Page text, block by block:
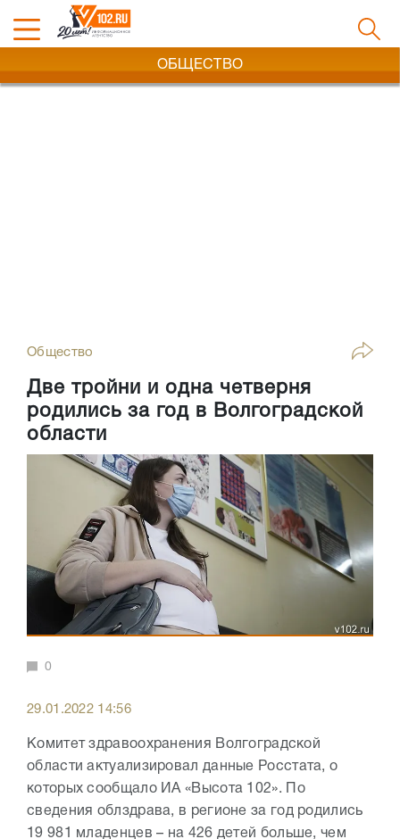
ОБЩЕСТВО
Общество
Две тройни и одна четверня
родились за год в Волгоградской
области
0
29.01.2022 14:56
Комитет здравоохранения Волгоградской
области актуализировал данные Росстата, о
которых сообщало ИА «Высота 102». По
сведения облздрава, в регионе за год родились
19 981 младенцев – на 426 детей больше, чем